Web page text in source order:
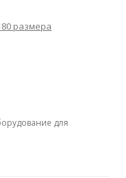
размера
для